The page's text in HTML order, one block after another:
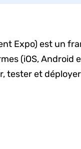
Expo) est un
(iOS,
tester et